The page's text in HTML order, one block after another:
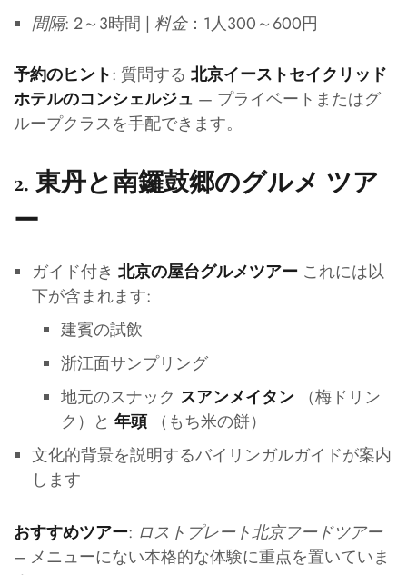
間隔: 2～3時間 | 料金：1人300～600円
予約のヒント: 質問する 北京イーストセイクリッド
ホテルのコンシェルジュ — プライベートまたはグ
ループクラスを手配できます。
2. 東丹と南鑼鼓郷のグルメ ツア
ー
ガイド付き 北京の屋台グルメツアーこれには以
下が含まれます:
建賓の試飲
浙江面サンプリング
地元のスナック スアンメイタン（梅ドリン
ク）と 年頭（もち米の餅）
文化的背景を説明するバイリンガルガイドが案内
します
おすすめツアー: ロストプレート北京フードツアー
– メニューにない本格的な体験に重点を置いていま